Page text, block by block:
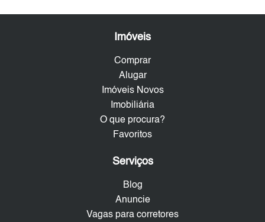
Imóveis
Comprar
Alugar
Imóveis Novos
Imobiliária
O que procura?
Favoritos
Serviços
Blog
Anuncie
Vagas para corretores